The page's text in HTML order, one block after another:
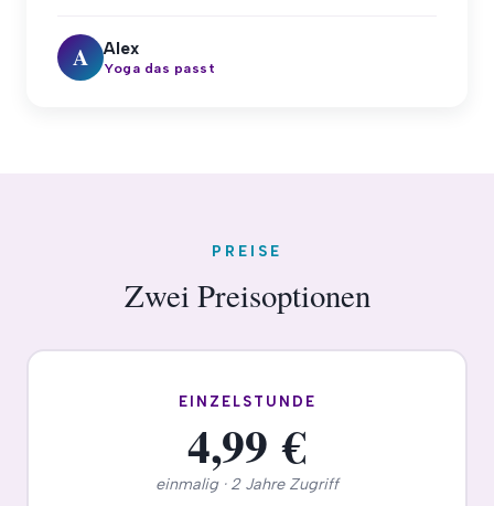
A Alex
Yoga das passt
PREISE
Zwei Preisoptionen
EINZELSTUNDE
4,99 €
einmalig · 2 Jahre Zugriff